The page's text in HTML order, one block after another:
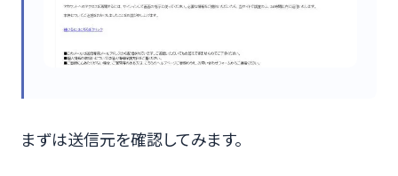
まずは送信元を確認してみます。